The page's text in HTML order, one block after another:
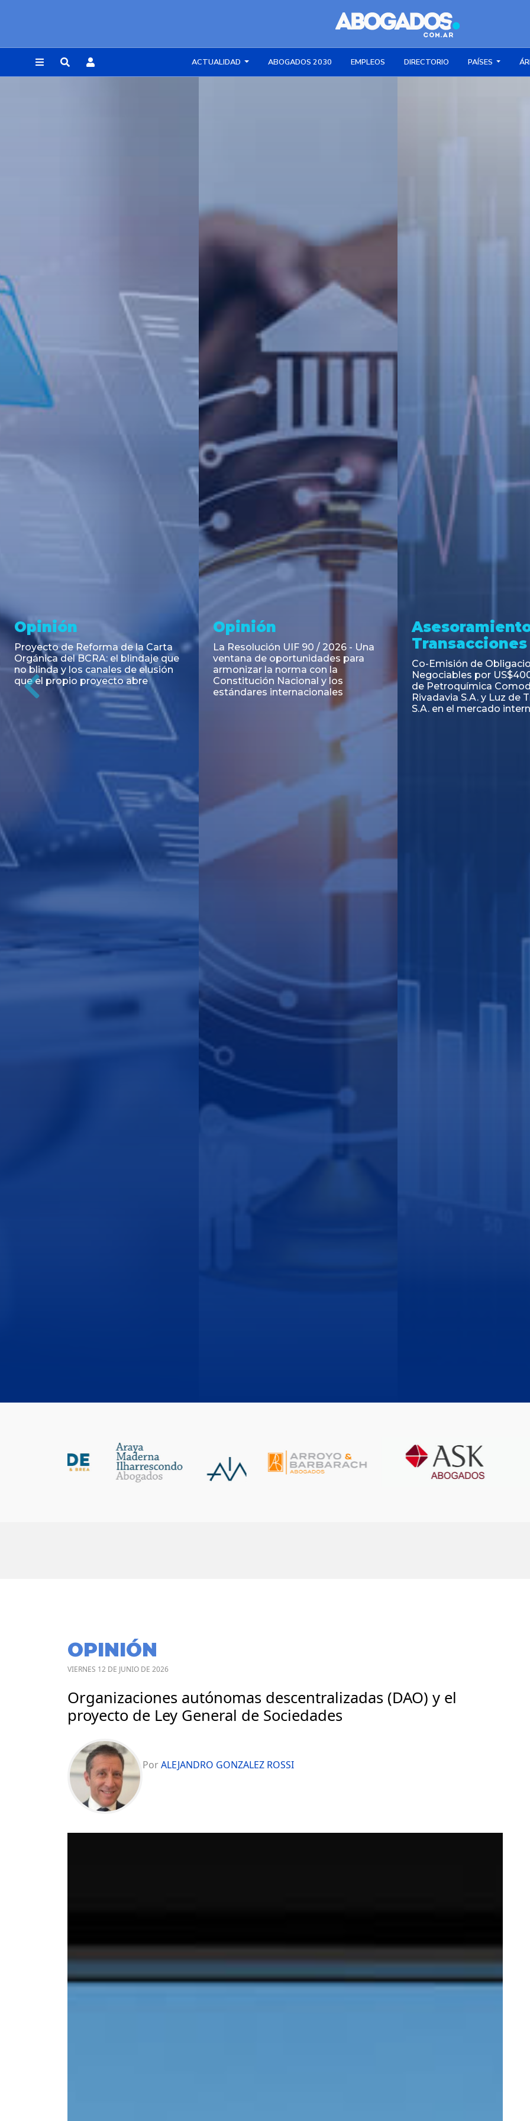
ACTUALIDAD ABOGADOS 2030 EMPLEOS DIRECTORIO PAÍSES
Noticia
RESOLUCIÓN 271/2026 de la
SECRETARIA DE COORDINACIÓN
DE PRODUCCIÓN: Actualización y
unificación de las advertencias
obligatorias en la publicidad de
juegos y apuestas en...
Asesoramiento y
Transacciones
Emisión de Obligaciones
Negociables Clase E de Central
Puerto S.A. por un Valor Nominal
de U$S 98.897.303
Transacciones
PAGBAM asesoró a
autorización para la
de los Certificados de
del Fideicomiso
Inmobiliario "Espacio
Previous
OPINIÓN
VIERNES 12 DE JUNIO DE 2026
Organizaciones autónomas descentralizadas (DAO) y el
proyecto de Ley General de Sociedades
PorALEJANDRO GONZALEZ ROSSI